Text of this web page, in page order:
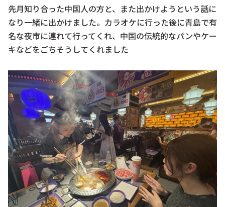
先月知り合った中国人の方と、また出かけようという話に
なり一緒に出かけました。カラオケに行った後に青島で有
名な夜市に連れて行ってくれ、中国の伝統的なパンやケー
キなどをごちそうしてくれました